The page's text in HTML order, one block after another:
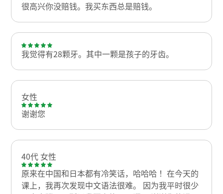
很高兴你没赔钱。我买东西总是赔钱。
我觉得有28颗牙。其中一颗是孩子的牙齿。
女性
谢谢您
40代 女性
原来在中国和日本都有冷笑话，哈哈哈！ 在今天的
课上，我再次发现中文语法很难。 因为我平时很少